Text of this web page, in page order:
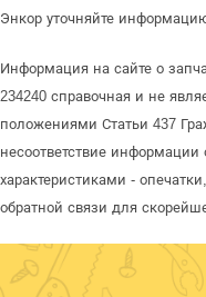
Энкор уточняйте
Информация на сайте о
234240 справочная и не
положениями Статьи 437
несоответствие
характеристиками -
обратной связи для